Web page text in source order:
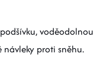
voděodolnou
proti sněhu.